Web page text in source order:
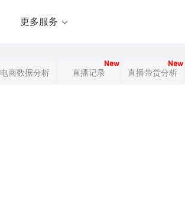
更多服务
电商数据分析 直播记录
New
直播带货分析
New